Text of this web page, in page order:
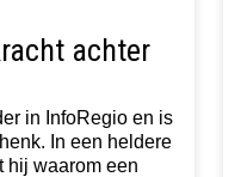
achter
in InfoRegio en is
In een heldere
hij waarom een